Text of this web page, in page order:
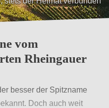
vom
Rheingauer
besser der Spitzname
Doch auch weit